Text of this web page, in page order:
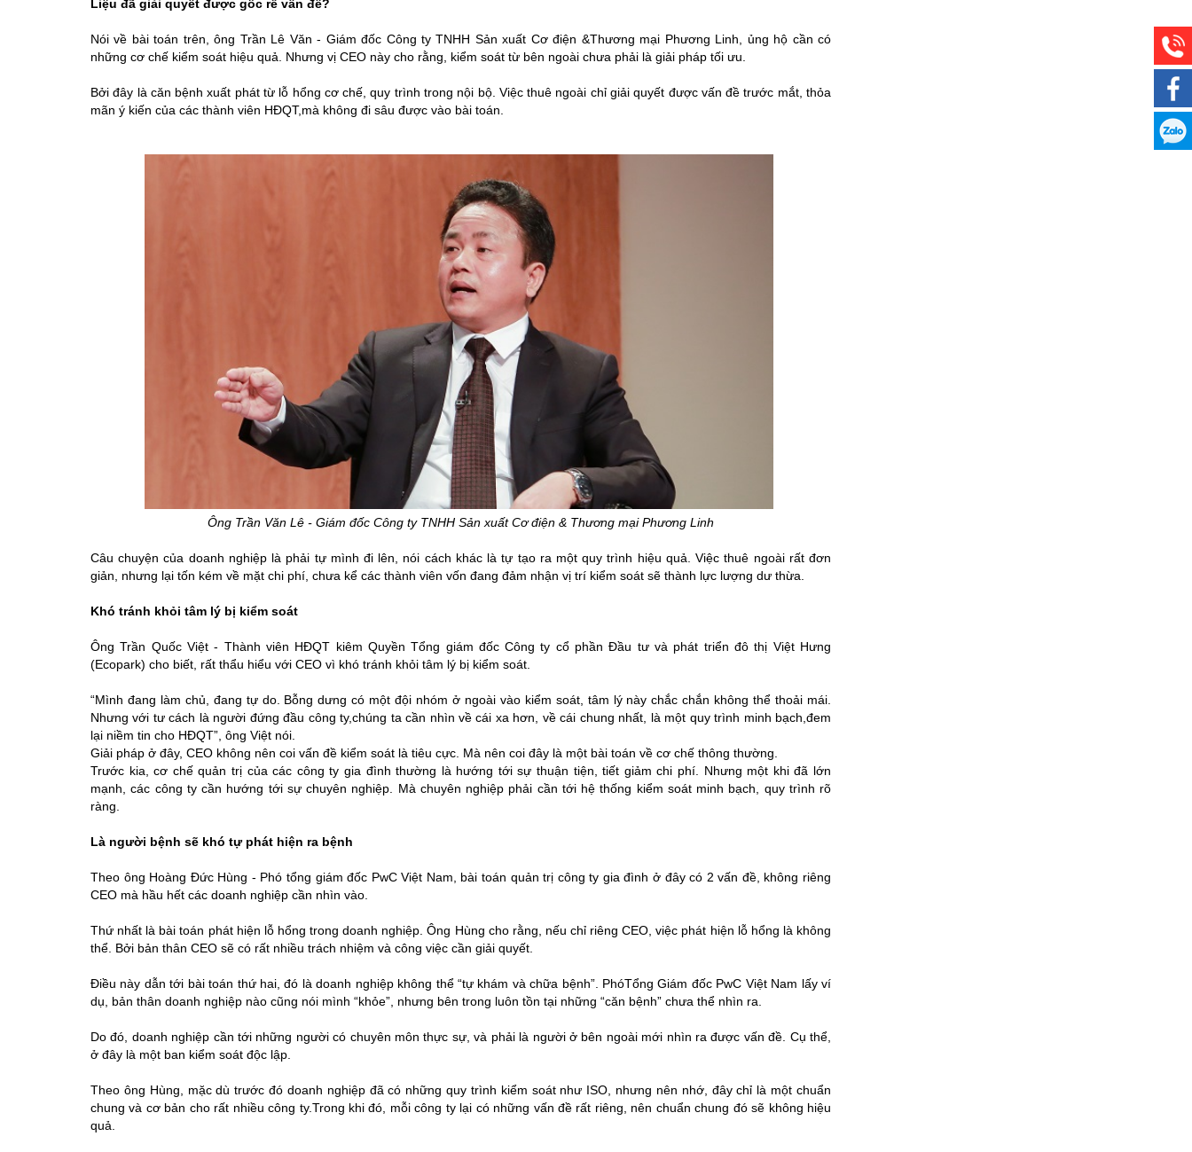
Liệu đã giải quyết được gốc rễ vấn đề?
Nói về bài toán trên, ông Trần Lê Văn - Giám đốc Công ty TNHH Sản xuất Cơ điện &Thương mại Phương Linh, ủng hộ cần có
những cơ chế kiểm soát hiệu quả. Nhưng vị CEO này cho rằng, kiểm soát từ bên ngoài chưa phải là giải pháp tối ưu.
Bởi đây là căn bệnh xuất phát từ lỗ hổng cơ chế, quy trình trong nội bộ. Việc thuê ngoài chỉ giải quyết được vấn đề trước mắt, thỏa
mãn ý kiến của các thành viên HĐQT,mà không đi sâu được vào bài toán.
Ông Trần Văn Lê - Giám đốc Công ty TNHH Sản xuất Cơ điện & Thương mại Phương Linh
Câu chuyện của doanh nghiệp là phải tự mình đi lên, nói cách khác là tự tạo ra một quy trình hiệu quả. Việc thuê ngoài rất đơn
giản, nhưng lại tốn kém về mặt chi phí, chưa kể các thành viên vốn đang đảm nhận vị trí kiểm soát sẽ thành lực lượng dư thừa.
Khó tránh khỏi tâm lý bị kiểm soát
Ông Trần Quốc Việt - Thành viên HĐQT kiêm Quyền Tổng giám đốc Công ty cổ phần Đầu tư và phát triển đô thị Việt Hưng
(Ecopark) cho biết, rất thẩu hiểu với CEO vì khó tránh khỏi tâm lý bị kiểm soát.
“Mình đang làm chủ, đang tự do. Bỗng dưng có một đội nhóm ở ngoài vào kiểm soát, tâm lý này chắc chắn không thể thoải mái.
Nhưng với tư cách là người đứng đầu công ty,chúng ta cần nhìn về cái xa hơn, về cái chung nhất, là một quy trình minh bạch,đem
lại niềm tin cho HĐQT”, ông Việt nói.
Giải pháp ở đây, CEO không nên coi vấn đề kiểm soát là tiêu cực. Mà nên coi đây là một bài toán về cơ chế thông thường.
Trước kia, cơ chế quản trị của các công ty gia đình thường là hướng tới sự thuận tiện, tiết giảm chi phí. Nhưng một khi đã lớn
mạnh, các công ty cần hướng tới sự chuyên nghiệp. Mà chuyên nghiệp phải cần tới hệ thống kiểm soát minh bạch, quy trình rõ
ràng.
Là người bệnh sẽ khó tự phát hiện ra bệnh
Theo ông Hoàng Đức Hùng - Phó tổng giám đốc PwC Việt Nam, bài toán quản trị công ty gia đình ở đây có 2 vấn đề, không riêng
CEO mà hầu hết các doanh nghiệp cần nhìn vào.
Thứ nhất là bài toán phát hiện lỗ hổng trong doanh nghiệp. Ông Hùng cho rằng, nếu chỉ riêng CEO, việc phát hiện lỗ hổng là không
thể. Bởi bản thân CEO sẽ có rất nhiều trách nhiệm và công việc cần giải quyết.
Điều này dẫn tới bài toán thứ hai, đó là doanh nghiệp không thể “tự khám và chữa bệnh”. PhóTổng Giám đốc PwC Việt Nam lấy ví
dụ, bản thân doanh nghiệp nào cũng nói mình “khỏe”, nhưng bên trong luôn tồn tại những “căn bệnh” chưa thể nhìn ra.
Do đó, doanh nghiệp cần tới những người có chuyên môn thực sự, và phải là người ở bên ngoài mới nhìn ra được vấn đề. Cụ thể,
ở đây là một ban kiểm soát độc lập.
Theo ông Hùng, mặc dù trước đó doanh nghiệp đã có những quy trình kiểm soát như ISO, nhưng nên nhớ, đây chỉ là một chuẩn
chung và cơ bản cho rất nhiều công ty.Trong khi đó, mỗi công ty lại có những vấn đề rất riêng, nên chuẩn chung đó sẽ không hiệu
quả.